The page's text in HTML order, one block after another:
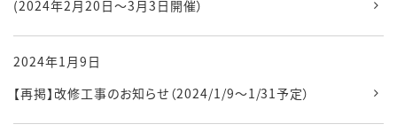
(2024年2月20日～3月3日開催）
2024年1月9日
【再掲】改修工事のお知らせ（2024/1/9～1/31予定）